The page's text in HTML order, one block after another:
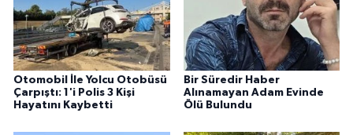
Otomobil İle Yolcu Otobüsü
Çarpıştı: 1'i Polis 3 Kişi
Hayatını Kaybetti
Bir Süredir Haber
Alınamayan Adam Evinde
Ölü Bulundu